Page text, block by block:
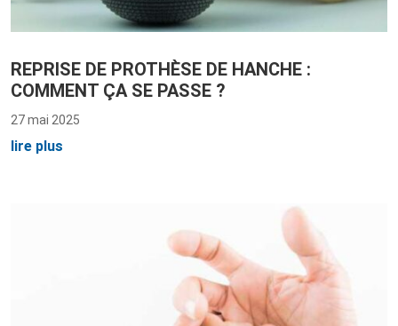
REPRISE DE PROTHÈSE DE HANCHE :
COMMENT ÇA SE PASSE ?
27 mai 2025
lire plus